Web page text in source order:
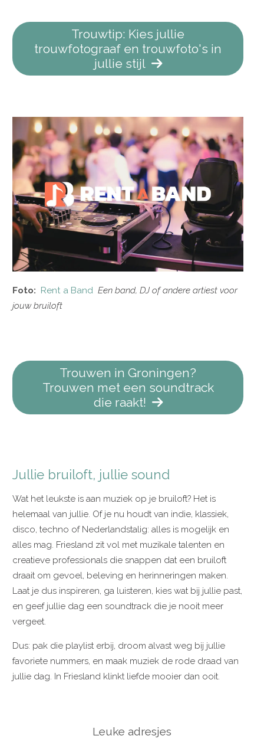
Trouwtip: Kies jullie
trouwfotograaf en trouwfoto's in
jullie stijl
Foto: Rent a Band Een band, DJ of andere artiest voor
jouw bruiloft
Trouwen in Groningen?
Trouwen met een soundtrack
die raakt!
Jullie bruiloft, jullie sound
Wat het leukste is aan muziek op je bruiloft? Het is
helemaal van jullie. Of je nu houdt van indie, klassiek,
disco, techno of Nederlandstalig: alles is mogelijk en
alles mag. Friesland zit vol met muzikale talenten en
creatieve professionals die snappen dat een bruiloft
draait om gevoel, beleving en herinneringen maken.
Laat je dus inspireren, ga luisteren, kies wat bij jullie past,
en geef jullie dag een soundtrack die je nooit meer
vergeet.
Dus: pak die playlist erbij, droom alvast weg bij jullie
favoriete nummers, en maak muziek de rode draad van
jullie dag. In Friesland klinkt liefde mooier dan ooit.
Leuke adresjes